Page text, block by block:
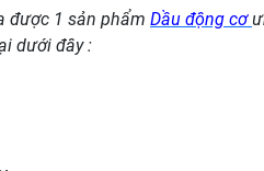
được 1 sản phẩm Dầu động cơ
dưới đây :